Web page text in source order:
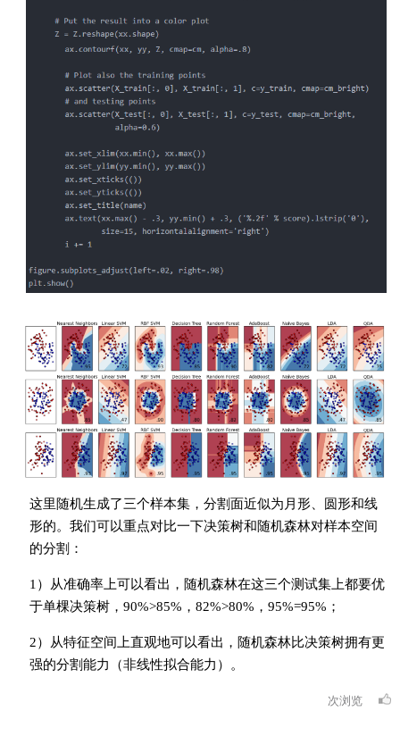
这里随机生成了三个样本集，分割面近似为月形、圆形和线
形的。我们可以重点对比一下决策树和随机森林对样本空间
的分割：
1）从准确率上可以看出，随机森林在这三个测试集上都要优
于单棵决策树，90%>85%，82%>80%，95%=95%；
2）从特征空间上直观地可以看出，随机森林比决策树拥有更
强的分割能力（非线性拟合能力）。
次浏览